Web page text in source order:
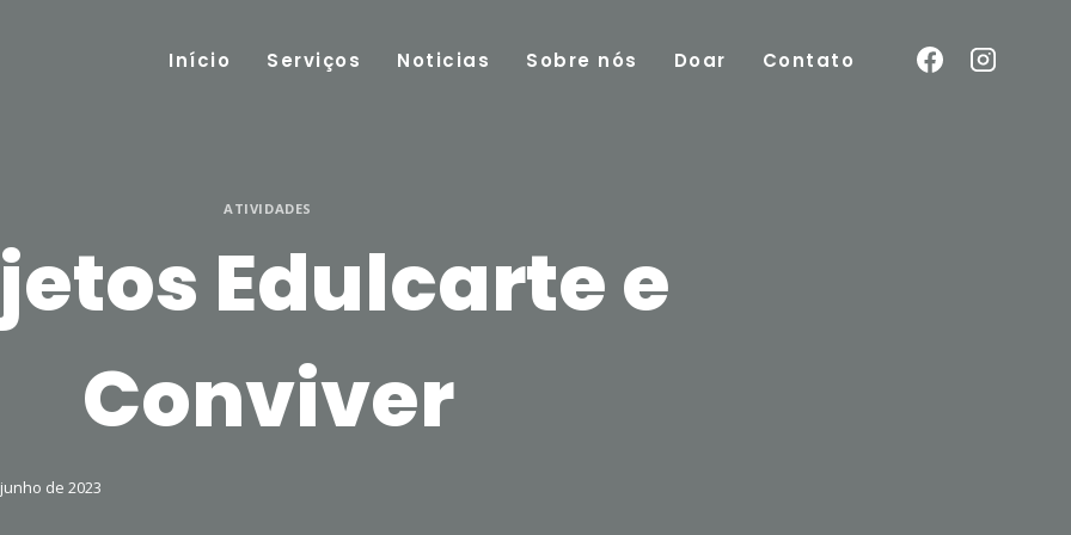
Início Serviços Noticias Sobre nós Doar Contato
ATIVIDADES
Edulcarte e
Conviver
de 2023